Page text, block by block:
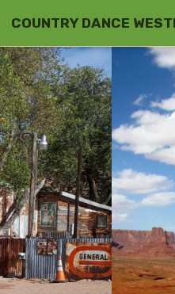
COUNTRY DANCE